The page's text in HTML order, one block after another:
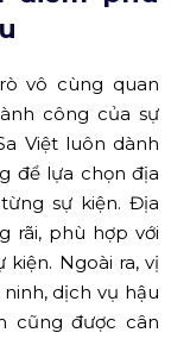
vô cùng quan
công của sự
Việt luôn dành
để lựa chọn địa
sự kiện. Địa
rãi, phù hợp với
Ngoài ra, vị
dịch vụ hậu
cũng được cân